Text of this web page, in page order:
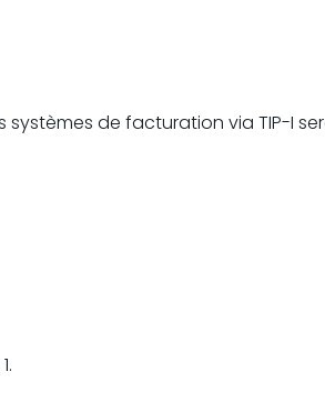
systèmes de facturation via TIP-I